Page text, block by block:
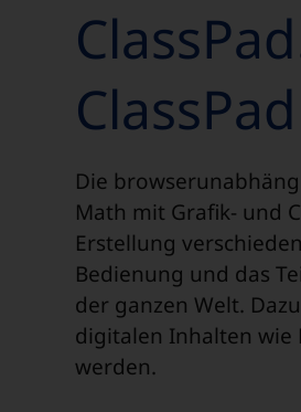
Die
Math mit Grafik- und
Erstellung
Bedienung und das
der ganzen Welt.
digitalen Inhalten wie
werden.